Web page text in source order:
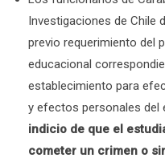
Investigaciones de Chile
previo requerimiento del
educacional
establecimiento para
y efectos personales del
indicio de que el
cometer un crimen o